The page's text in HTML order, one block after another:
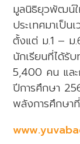
มูลนิธิยุวพัฒน์ใ
ประเทศมาเป็น
ตั้งแต่ ม.1 – ม
นักเรียนที่ได้รับ
5,400 คน แล
ปีการศึกษา
พลังการศึกษา